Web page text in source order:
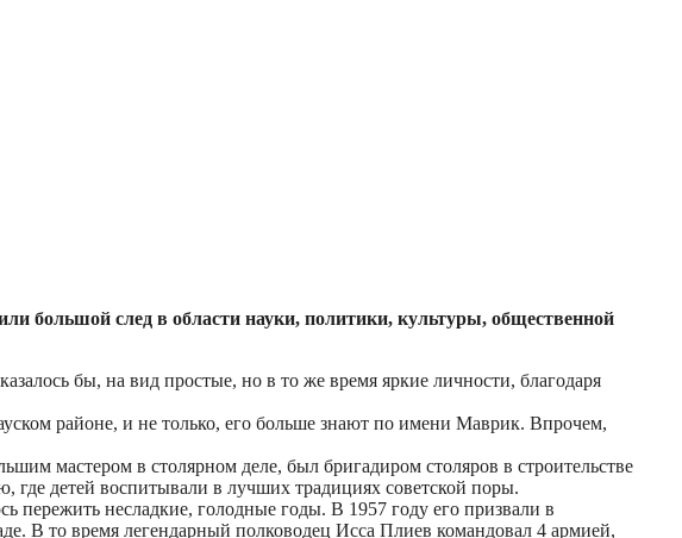
большой след в области науки, политики, культуры, общественной
бы, на вид простые, но в то же время яркие личности, благодаря
районе, и не только, его больше знают по имени Маврик. Впрочем,
мастером в столярном деле, был бригадиром столяров в строительстве
детей воспитывали в лучших традициях советской поры.
несладкие, голодные годы. В 1957 году его призвали в
В то время легендарный полководец Исса Плиев командовал 4 армией,